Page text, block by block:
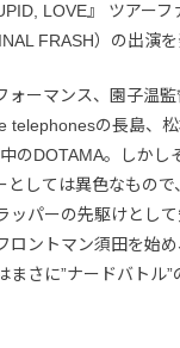
LOVE』 ツアーフ
FRASH）の出演
ォーマンス、園子温
telephonesの長島、
のDOTAMA。しかし
しては異色なもの
ッパーの先駆けとし
ロントマン須田を始
さに”ナードバトル